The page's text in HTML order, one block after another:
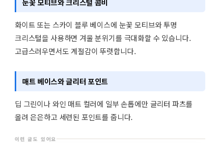
눈꽃 모티브와 크리스털 콤비
화이트 또는 스카이 블루 베이스에 눈꽃 모티브와 투명
크리스털을 사용하면 겨울 분위기를 극대화할 수 있습니다.
고급스러우면서도 계절감이 뚜렷합니다.
매트 베이스와 글리터 포인트
딥 그린이나 와인 매트 컬러에 일부 손톱에만 글리터 파츠를
올려 은은하고 세련된 포인트를 줍니다.
이런 글도 있어요